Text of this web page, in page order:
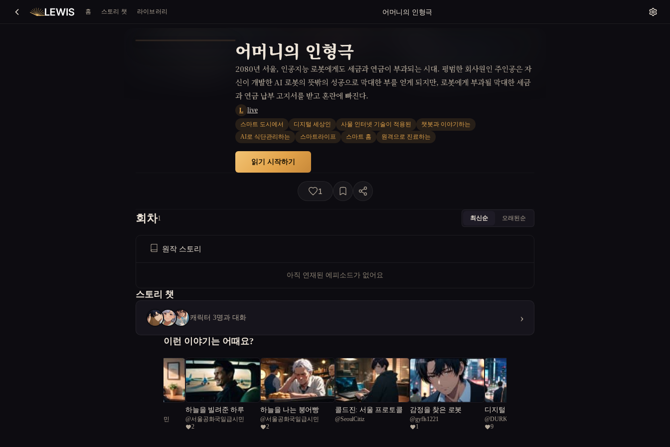
홈 스토리 챗 라이브러리 어머니의 인형극
어머니의 인형극
2080년 서울, 인공지능 로봇에게도 세금과 연금이 부과되는 시대. 평범한 회사원인 주인공은 자
신이 개발한 AI 로봇의 뜻밖의 성공으로 막대한 부를 얻게 되지만, 로봇에게 부과될 막대한 세금
과 연금 납부 고지서를 받고 혼란에 빠진다.
L live
스마트 도시에서 디지털 세상인 사물 인터넷 기술이 적용된
챗봇과 이야기하는
AI로 식단관리하는
스마트라이프 스마트 홈 원격으로 진료하는
읽기 시작하기
1
회차1 최신순 오래된순
원작 스토리
아직 연재된 에피소드가 없어요
스토리 챗
캐릭터 3명과 대화 ›
이런 이야기는 어때요?
서울공화국일급시민
하늘을 빌려준 하루
@서울공화국일급시민
2
하늘을 나는 붕어빵
@서울공화국일급시민
2
콜드진: 서울 프로토콜
@SeoulCitiz
감정을 찾은 로봇
@gyfls1221
1
디지털 추적자들: 서울의
미로 속에서
@DURKSL 68
9